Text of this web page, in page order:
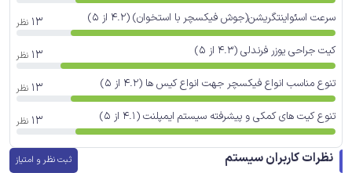
سرعت اسئواینتگریشن(جوش فیکسچر با استخوان) (4.2 از 5) 13 نظر
کیت جراحی یوزر فرندلی (4.3 از 5) 13 نظر
تنوع مناسب انواع فیکسچر جهت انواع کیس ها (4.2 از 5) 13 نظر
تنوع کیت های کمکی و پیشرفته سیستم ایمپلنت (4.1 از 5) 13 نظر
نظرات کاربران سیستم ثبت نظر و امتیاز